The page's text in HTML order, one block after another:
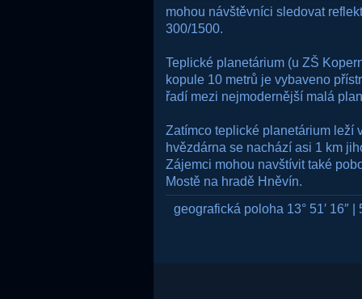
mohou návštěvníci sledovat
300/1500.
Teplické planetárium (u ZŠ
kopule 10 metrů je vybaveno
řadí mezi nejmodernější malá
Zatímco teplické planetárium leží
hvězdárna se nachází asi 1 km
Zájemci mohou navštívit také
Mostě na hradě Hněvín.
geografická poloha 13° 51′ 16″ |